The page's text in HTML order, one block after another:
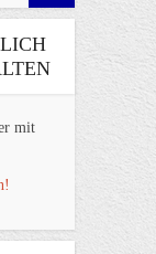
mit